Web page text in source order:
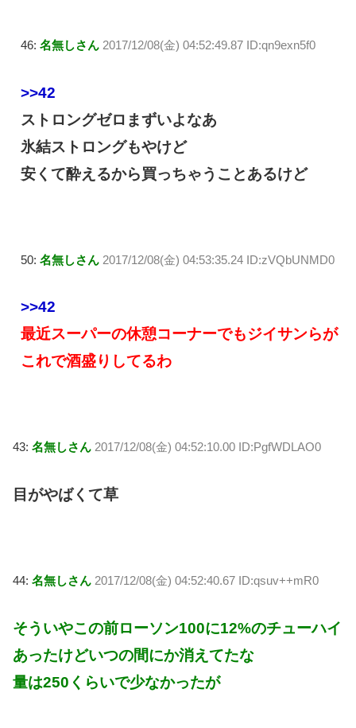
46: 名無しさん 2017/12/08(金) 04:52:49.87 ID:qn9exn5f0
>>42
ストロングゼロまずいよなあ
氷結ストロングもやけど
安くて酔えるから買っちゃうことあるけど
50: 名無しさん 2017/12/08(金) 04:53:35.24 ID:zVQbUNMD0
>>42
最近スーパーの休憩コーナーでもジイサンらが
これで酒盛りしてるわ
43: 名無しさん 2017/12/08(金) 04:52:10.00 ID:PgfWDLAO0
目がやばくて草
44: 名無しさん 2017/12/08(金) 04:52:40.67 ID:qsuv++mR0
そういやこの前ローソン100に12%のチューハイ
あったけどいつの間にか消えてたな
量は250くらいで少なかったが